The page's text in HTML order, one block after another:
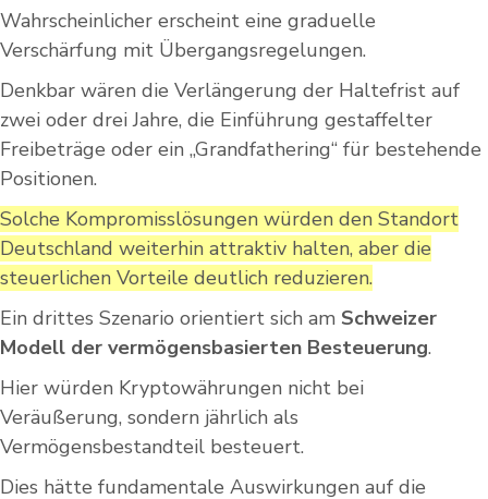
Wahrscheinlicher erscheint eine graduelle
Verschärfung mit Übergangsregelungen.
Denkbar wären die Verlängerung der Haltefrist auf
zwei oder drei Jahre, die Einführung gestaffelter
Freibeträge oder ein „Grandfathering“ für bestehende
Positionen.
Solche Kompromisslösungen würden den Standort
Deutschland weiterhin attraktiv halten, aber die
steuerlichen Vorteile deutlich reduzieren.
Ein drittes Szenario orientiert sich am Schweizer
Modell der vermögensbasierten Besteuerung.
Hier würden Kryptowährungen nicht bei
Veräußerung, sondern jährlich als
Vermögensbestandteil besteuert.
Dies hätte fundamentale Auswirkungen auf die